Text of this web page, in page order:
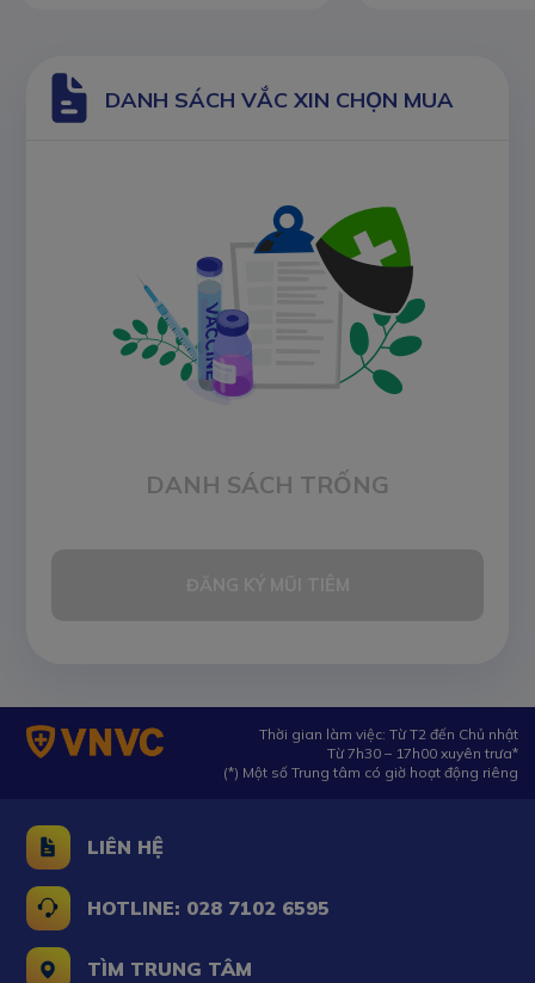
DANH SÁCH VẮC XIN CHỌN MUA
DANH SÁCH TRỐNG
Thời gian làm việc: Từ T2 đến Chủ nhật
Từ 7h30 – 17h00 xuyên trưa*
(*) Một số Trung tâm có giờ hoạt động riêng
LIÊN HỆ
HOTLINE: 028 7102 6595
TÌM TRUNG TÂM